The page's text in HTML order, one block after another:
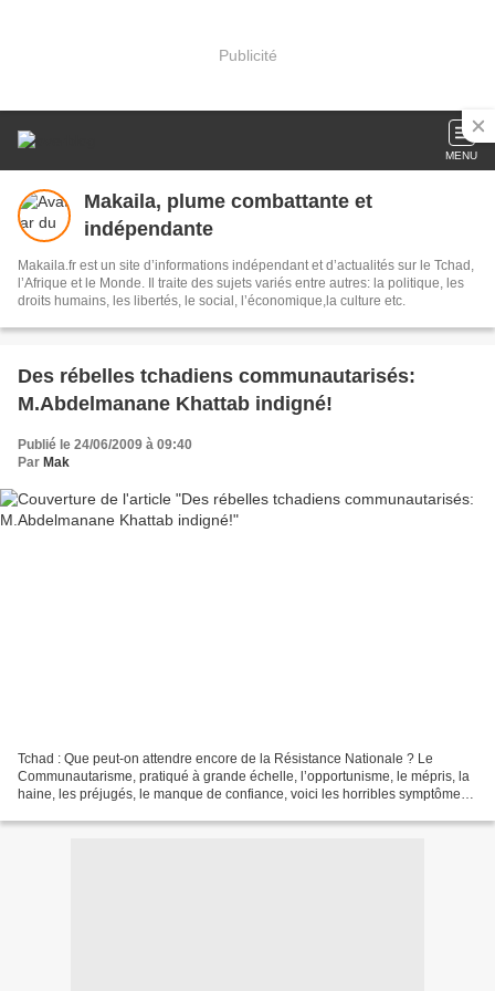
Publicité
MENU
Makaila, plume combattante et
indépendante
Makaila.fr est un site d’informations indépendant et d’actualités sur le Tchad,
l’Afrique et le Monde. Il traite des sujets variés entre autres: la politique, les
droits humains, les libertés, le social, l’économique,la culture etc.
Des rébelles tchadiens communautarisés:
M.Abdelmanane Khattab indigné!
Publié le 24/06/2009 à 09:40
Par Mak
Tchad : Que peut-on attendre encore de la Résistance Nationale ? Le
Communautarisme, pratiqué à grande échelle, l’opportunisme, le mépris, la
haine, les préjugés, le manque de confiance, voici les horribles symptômes